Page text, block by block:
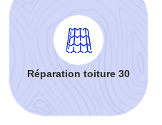
Réparation toiture 30